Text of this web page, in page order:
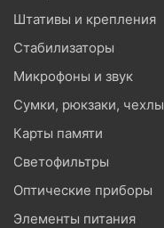
Штативы и крепления
Стабилизаторы
Микрофоны и звук
Сумки, рюкзаки, чехлы
Карты памяти
Светофильтры
Оптические приборы
Элементы питания